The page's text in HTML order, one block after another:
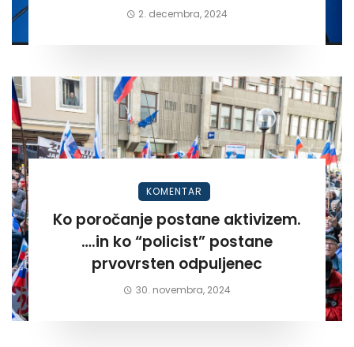
2. decembra, 2024
KOMENTAR
Ko poročanje postane aktivizem.
….in ko “policist” postane
prvovrsten odpuljenec
30. novembra, 2024